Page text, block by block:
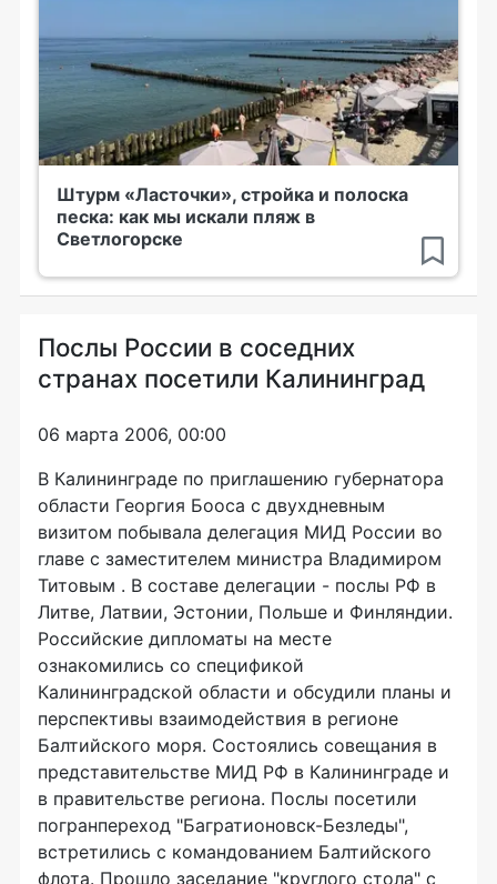
Штурм «Ласточки», стройка и полоска
песка: как мы искали пляж в
Светлогорске
Послы России в соседних
странах посетили Калининград
06 марта 2006, 00:00
В Калининграде по приглашению губернатора
области Георгия Бооса с двухдневным
визитом побывала делегация МИД России во
главе с заместителем министра Владимиром
Титовым . В составе делегации - послы РФ в
Литве, Латвии, Эстонии, Польше и Финляндии.
Российские дипломаты на месте
ознакомились со спецификой
Калининградской области и обсудили планы и
перспективы взаимодействия в регионе
Балтийского моря. Состоялись совещания в
представительстве МИД РФ в Калининграде и
в правительстве региона. Послы посетили
погранпереход "Багратионовск-Безледы",
встретились с командованием Балтийского
флота. Прошло заседание "круглого стола" с